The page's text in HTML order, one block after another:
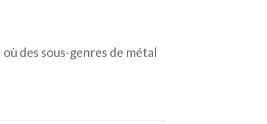
des sous-genres de métal